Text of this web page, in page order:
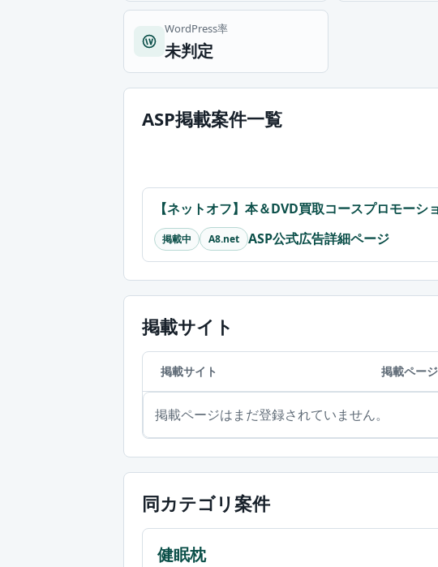
WordPress率
未判定
ASP掲載案件一覧
【ネットオフ】本＆DVD買取コースプロモーシ
掲載中 A8.net ASP公式広告詳細ページ
掲載サイト
掲載サイト 掲載ページ
掲載ページはまだ登録されていません。
同カテゴリ案件
健眠枕